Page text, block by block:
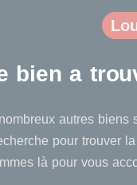
bien a
autres
pour trouver
là pour vous